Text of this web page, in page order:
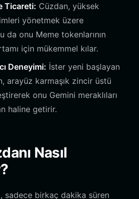
Ticareti: Cüzdan, yüksek
yönetmek üzere
da onu Meme tokenlarının
için mükemmel kılar.
Deneyimi: İster yeni başlayan
arayüz karmaşık zincir üstü
onu Gemini meraklıları
haline getirir.
Nasıl
sadece birkaç dakika süren